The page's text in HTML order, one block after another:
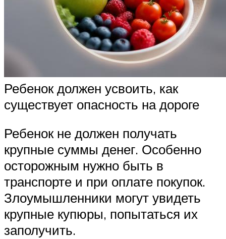
Ребенок должен усвоить, как
существует опасность на дороге
Ребенок не должен получать
крупные суммы денег. Особенно
осторожным нужно быть в
транспорте и при оплате покупок.
Злоумышленники могут увидеть
крупные купюры, попытаться их
заполучить.